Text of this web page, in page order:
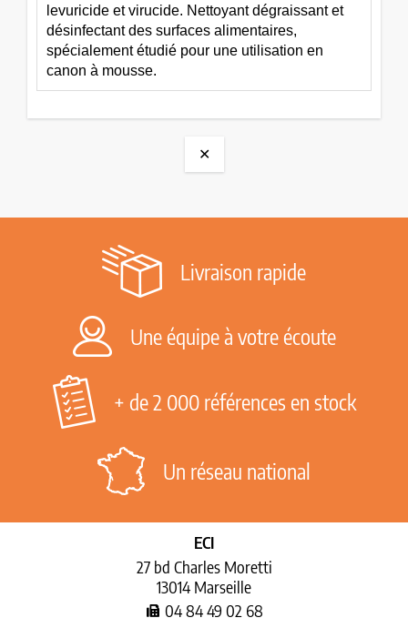
levuricide et virucide. Nettoyant dégraissant et
désinfectant des surfaces alimentaires,
spécialement étudié pour une utilisation en
canon à mousse.
✕
Livraison rapide
Une équipe à votre écoute
+ de 2 000 références en stock
Un réseau national
ECI
27 bd Charles Moretti
13014 Marseille
04 84 49 02 68